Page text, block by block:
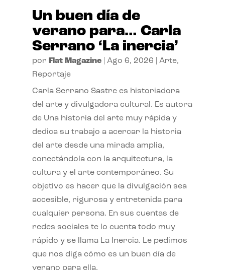
Un buen día de
verano para… Carla
Serrano ‘La inercia’
por Flat Magazine| Ago 6, 2026 Arte,
Reportaje
Carla Serrano Sastre es historiadora
del arte y divulgadora cultural. Es autora
de Una historia del arte muy rápida y
dedica su trabajo a acercar la historia
del arte desde una mirada amplia,
conectándola con la arquitectura, la
cultura y el arte contemporáneo. Su
objetivo es hacer que la divulgación sea
accesible, rigurosa y entretenida para
cualquier persona. En sus cuentas de
redes sociales te lo cuenta todo muy
rápido y se llama La Inercia. Le pedimos
que nos diga cómo es un buen día de
verano para ella.